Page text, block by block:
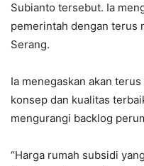
Subianto tersebut. Ia
pemerintah dengan terus
Serang.
Ia menegaskan akan
konsep dan kualitas
mengurangi backlog
“Harga rumah subsidi